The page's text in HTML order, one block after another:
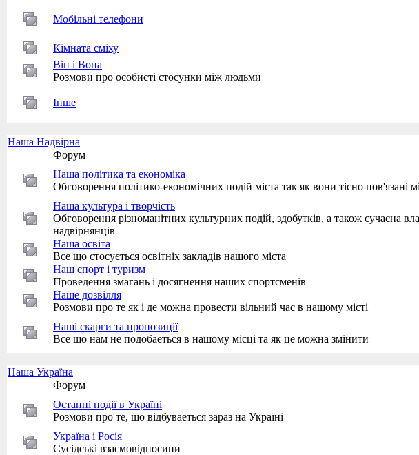
Мобільні телефони
Кімната сміху
Він і Вона
Розмови про особисті стосунки між людьми
Інше
Наша Надвірна
Форум
Наша політика та економіка
Обговорення політико-економічних подій міста так як вони тісно пов'язані
Наша культура і творчість
Обговорення різноманітних культурних подій, здобутків, а також сучасна
надвірнянців
Наша освіта
Все що стосується освітніх закладів нашого міста
Наш спорт і туризм
Проведення змагань і досягнення наших спортсменів
Наше дозвілля
Розмови про те як і де можна провести вільний час в нашому місті
Наші скарги та пропозиції
Все що нам не подобаеться в нашому місці та як це можна змінити
Наша Україна
Форум
Останні події в Україні
Розмови про те, що відбуваеться зараз на Україні
Україна і Росія
Сусідські взаємовідносини